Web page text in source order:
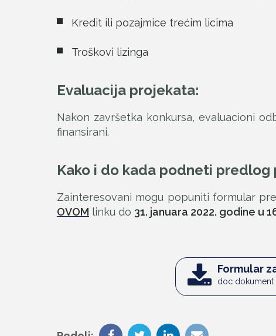
Kredit ili pozajmice trećim licima
Troškovi lizinga
Evaluacija projekata:
Nakon završetka konkursa, evaluacioni
finansirani.
Kako i do kada podneti predlog
Zainteresovani mogu popuniti formular
OVOM linku do 31. januara 2022. godine u
Formular
doc dokument